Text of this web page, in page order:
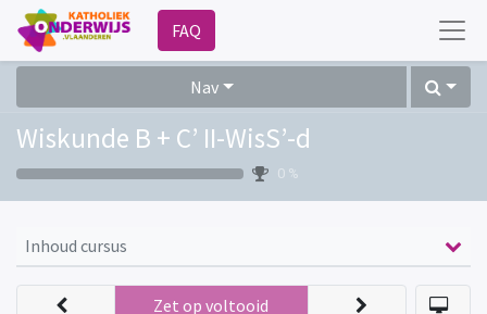
FAQ
Nav
Wiskunde B + C’ II-WisS’-d
0 %
Inhoud cursus
Zet op voltooid